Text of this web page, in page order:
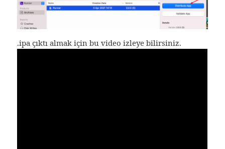
.ipa çıktı almak için bu video izleye bilirsiniz.